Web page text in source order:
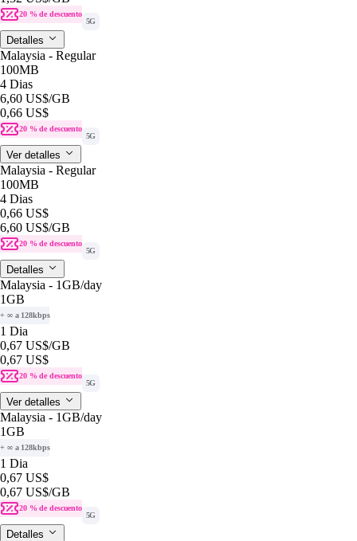
20 % de descuento
5G
Detalles
Malaysia - Regular
100MB
4 Dias
6,60 US$/GB
0,66 US$
20 % de descuento
5G
Ver detalles
Malaysia - Regular
100MB
4 Dias
0,66 US$
6,60 US$/GB
20 % de descuento
5G
Detalles
Malaysia - 1GB/day
1GB
+ ∞ a 128kbps
1 Dia
0,67 US$/GB
0,67 US$
20 % de descuento
5G
Ver detalles
Malaysia - 1GB/day
1GB
+ ∞ a 128kbps
1 Dia
0,67 US$
0,67 US$/GB
20 % de descuento
5G
Detalles